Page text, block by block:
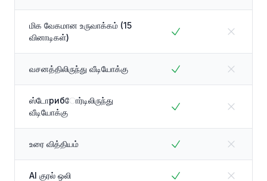
மிக வேகமான உருவாக்கம் (15
வினாடிகள்)
வசனத்திலிருந்து வீடியோக்கு
ஸ்டோрибோர்டிலிருந்து
வீடியோக்கு
உரை வித்தியம்
AI குரல் ஒலி